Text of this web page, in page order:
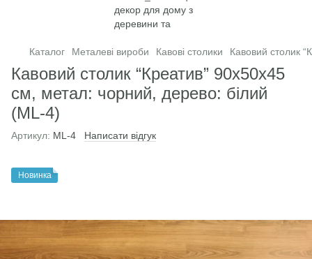
Каталог Металеві вироби Кавові столики Кавовий столик
Кавовий столик “Креатив” 90х50х45
см, метал: чорний, дерево: білий
(ML-4)
Артикул: ML-4 Написати відгук
Новинка